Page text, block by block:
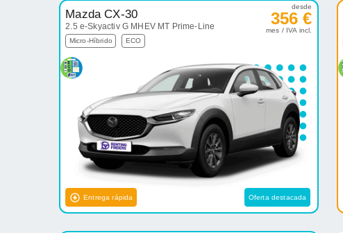
Mazda CX-30
2.5 e-Skyactiv G MHEV MT Prime-Line
Micro-Híbrido ECO
desde
356 €
mes / IVA incl.
Entrega rápida Oferta destacada